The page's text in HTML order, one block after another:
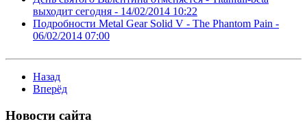
выходит сегодня - 14/02/2014 10:22
Подробности Metal Gear Solid V - The Phantom Pain -
06/02/2014 07:00
Назад
Вперёд
Новости сайта